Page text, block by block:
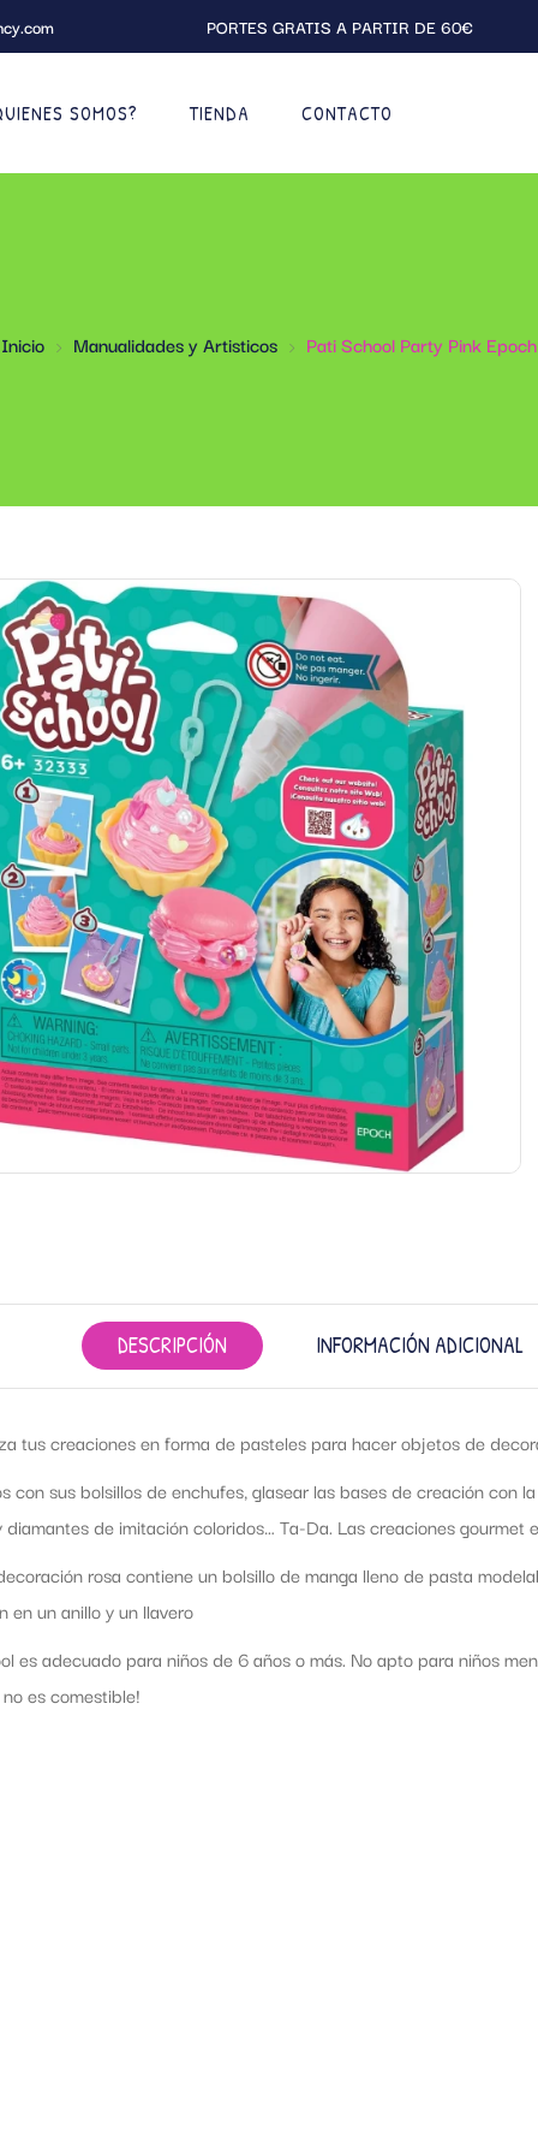
PORTES GRATIS A PARTIR DE 60€
SOMOS? TIENDA CONTACTO
Inicio Manualidades y Artisticos Pati School Party Pink Epoch
DESCRIPCIÓN INFORMACIÓN ADICIONAL
tus creaciones en forma de pasteles para hacer objetos de
con sus bolsillos de enchufes, glasear las bases de creación con
diamantes de imitación coloridos… Ta-Da. Las creaciones gourmet
rosa contiene un bolsillo de manga lleno de pasta
en un anillo y un llavero
es adecuado para niños de 6 años o más. No apto para niños
es comestible!